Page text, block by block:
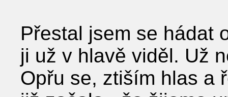
Přestal jsem se hádat
ji už v hlavě viděl. Už
Opřu se, ztiším hlas a